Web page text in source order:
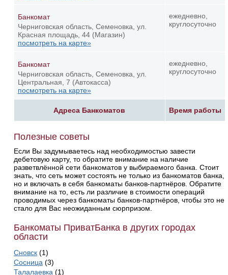
Адреса Банкоматов Время работы
Банкомат
Черниговская область, Семеновка, ул.
Красная площадь, 44 (Магазин)
посмотреть на карте»
ежедневно,
круглосуточно
Банкомат
Черниговская область, Семеновка, ул.
Центральная, 7 (Автокасса)
посмотреть на карте»
ежедневно,
круглосуточно
Полезные советы
Если Вы задумываетесь над необходимостью завести
дебетовую карту, то обратите внимание на наличие
разветвлённой сети банкоматов у выбираемого банка. Стоит
знать, что сеть может состоять не только из банкоматов банка,
но и включать в себя банкоматы банков-партнёров. Обратите
внимание на то, есть ли различие в стоимости операций
проводимых через банкоматы банков-партнёров, чтобы это не
стало для Вас неожиданным сюрпризом.
Банкоматы ПриватБанка в других городах
области
Сновск(1)
Сосница (3)
Талалаевка (1)